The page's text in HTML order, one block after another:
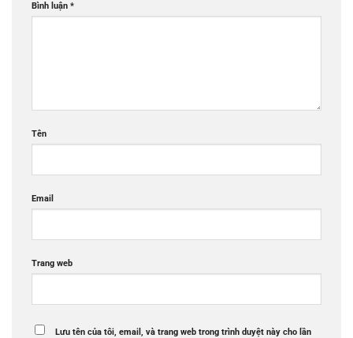
Bình luận *
Tên
Email
Trang web
Lưu tên của tôi, email, và trang web trong trình duyệt này cho lần